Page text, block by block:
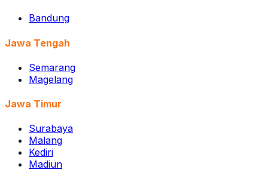
Bandung
Jawa Tengah
Semarang
Magelang
Jawa Timur
Surabaya
Malang
Kediri
Madiun